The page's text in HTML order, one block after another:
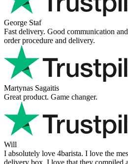
George Staf
Fast delivery. Good communication
order procedure and delivery.
Martynas Sagaitis
Great product. Game changer.
Will
I absolutely love 4barista. I love the